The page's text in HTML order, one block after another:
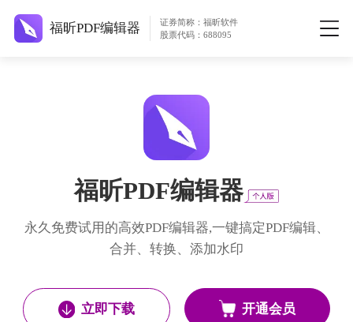
福昕PDF编辑器
证券简称：福昕软件
股票代码：688095
福昕PDF编辑器
永久免费试用的高效PDF编辑器,一键搞定PDF编辑、
合并、转换、添加水印
立即下载 开通会员